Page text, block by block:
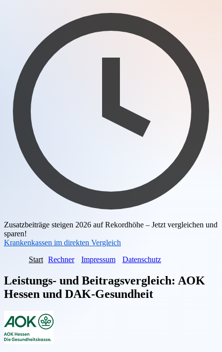
Zusatzbeiträge steigen 2026 auf Rekordhöhe – Jetzt vergleichen und
sparen!
Krankenkassen im direkten Vergleich
Start Rechner Impressum Datenschutz
Leistungs- und Beitragsvergleich: AOK
Hessen und DAK-Gesundheit